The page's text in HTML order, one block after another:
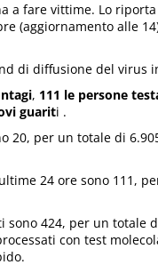
a fare vittime. Lo
(aggiornamento alle
di diffusione del virus
, 111 le persone
guariti .
20, per un totale di
24 ore sono 111,
sono 424, per un totale
con test